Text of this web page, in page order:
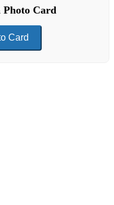
Photo Card
Card